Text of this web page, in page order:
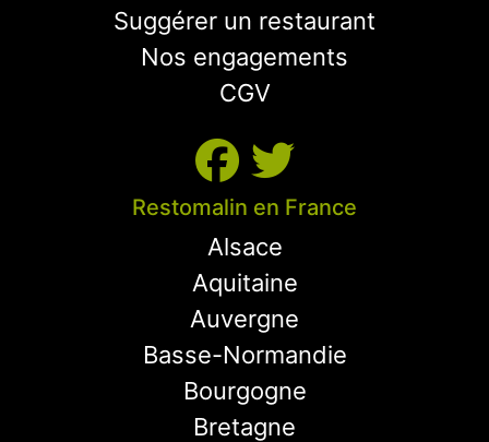
Suggérer un restaurant
Nos engagements
CGV
Restomalin en France
Alsace
Aquitaine
Auvergne
Basse-Normandie
Bourgogne
Bretagne